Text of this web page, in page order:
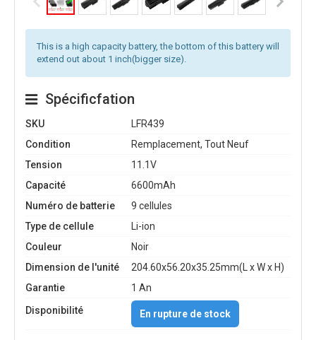
This is a high capacity battery, the bottom of this battery will
extend out about 1 inch(bigger size).
Spécificfation
SKU
LFR439
Condition
Remplacement, Tout Neuf
Tension
11.1V
Capacité
6600mAh
Numéro de batterie
9 cellules
Type de cellule
Li-ion
Couleur
Noir
Dimension de l'unité
204.60x56.20x35.25mm(L x W x H)
Garantie
1 An
Disponibilité
En rupture de stock